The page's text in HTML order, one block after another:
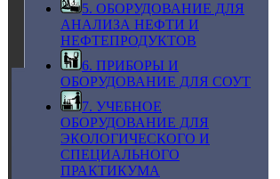
5. ОБОРУДОВАНИЕ ДЛЯ
АНАЛИЗА НЕФТИ И
НЕФТЕПРОДУКТОВ
6. ПРИБОРЫ И
ОБОРУДОВАНИЕ ДЛЯ СОУТ
7. УЧЕБНОЕ
ОБОРУДОВАНИЕ ДЛЯ
ЭКОЛОГИЧЕСКОГО И
СПЕЦИАЛЬНОГО
ПРАКТИКУМА